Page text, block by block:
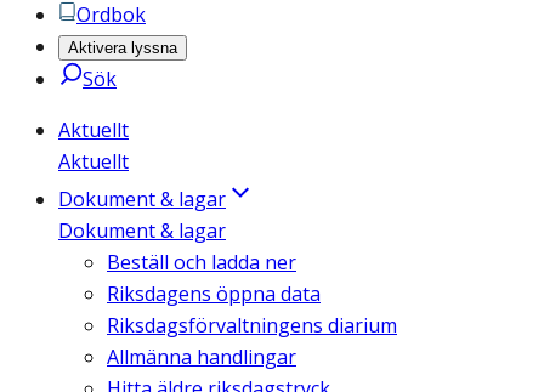
Ordbok
Aktivera lyssna
Sök
Aktuellt
Aktuellt
Dokument & lagar
Dokument & lagar
Beställ och ladda ner
Riksdagens öppna data
Riksdagsförvaltningens diarium
Allmänna handlingar